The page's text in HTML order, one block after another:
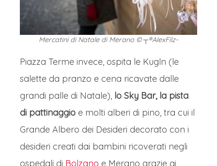
Mercatini di Natale di Merano © ┬®AlexFilz-
Piazza Terme invece, ospita le Kugln (le
salette da pranzo e cena ricavate dalle
grandi palle di Natale), lo Sky Bar, la pista
di pattinaggio e molti alberi di pino, tra cui il
Grande Albero dei Desideri decorato con i
desideri creati dai bambini ricoverati negli
ospedali di Bolzano e Merano grazie ai